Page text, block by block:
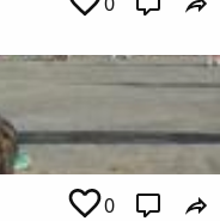
0